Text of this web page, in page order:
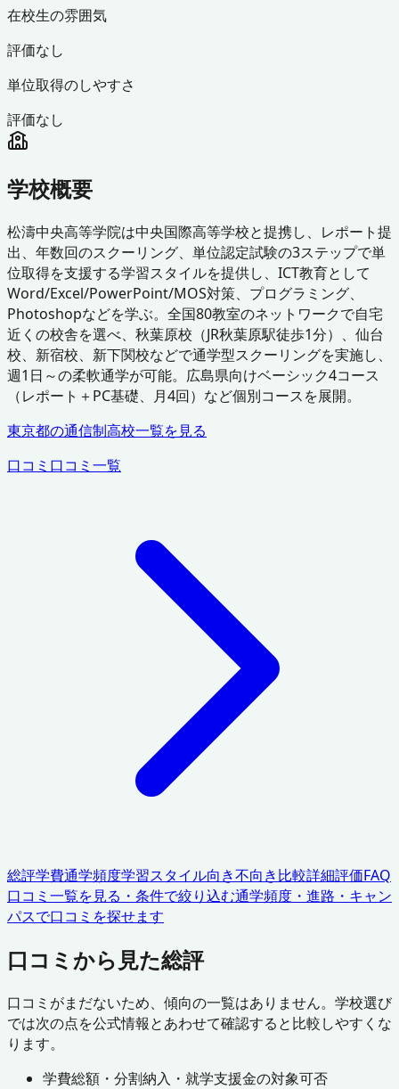
在校生の雰囲気
評価なし
単位取得のしやすさ
評価なし
学校概要
松濤中央高等学院は中央国際高等学校と提携し、レポート提
出、年数回のスクーリング、単位認定試験の3ステップで単
位取得を支援する学習スタイルを提供し、ICT教育として
Word/Excel/PowerPoint/MOS対策、プログラミング、
Photoshopなどを学ぶ。全国80教室のネットワークで自宅
近くの校舎を選べ、秋葉原校（JR秋葉原駅徒歩1分）、仙台
校、新宿校、新下関校などで通学型スクーリングを実施し、
週1日～の柔軟通学が可能。広島県向けベーシック4コース
（レポート＋PC基礎、月4回）など個別コースを展開。
東京都の通信制高校一覧を見る
口コミ 口コミ一覧
総評学費通学頻度学習スタイル向き不向き比較詳細評価FAQ
口コミ一覧を見る・条件で絞り込む通学頻度・進路・キャン
パスで口コミを探せます
口コミから見た総評
口コミがまだないため、傾向の一覧はありません。学校選び
では次の点を公式情報とあわせて確認すると比較しやすくな
ります。
学費総額・分割納入・就学支援金の対象可否